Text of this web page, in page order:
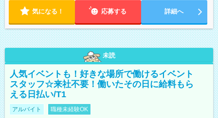
気になる！ 応募する 詳細へ
未読
人気イベントも！好きな場所で働けるイベント
スタッフ☆来社不要！働いたその日に給料もら
える日払い/T1
アルバイト 職種未経験OK